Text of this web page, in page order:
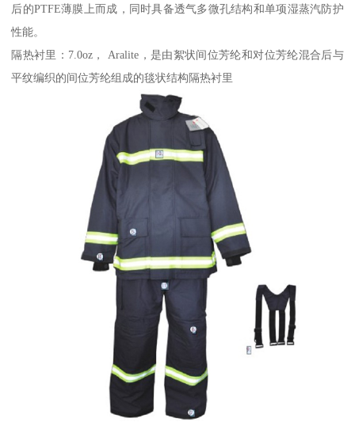
后的PTFE薄膜上而成，同时具备透气多微孔结构和单项湿蒸汽防护
性能。
隔热衬里：7.0oz， Aralite，是由絮状间位芳纶和对位芳纶混合后与
平纹编织的间位芳纶组成的毯状结构隔热衬里